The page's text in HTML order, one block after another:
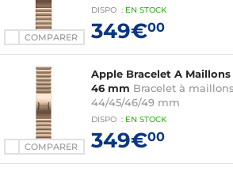
COMPARER
DISPO : EN STOCK
349€00
COMPARER
Apple Bracelet A
46 mm Bracelet à
44/45/46/49 mm
DISPO : EN STOCK
349€00